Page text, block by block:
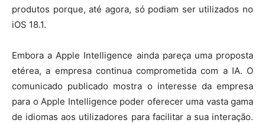
produtos porque, até agora, só podiam ser utilizados no
iOS 18.1.
Embora a Apple Intelligence ainda pareça uma proposta
etérea, a empresa continua comprometida com a IA. O
comunicado publicado mostra o interesse da empresa
para o Apple Intelligence poder oferecer uma vasta gama
de idiomas aos utilizadores para facilitar a sua interação.